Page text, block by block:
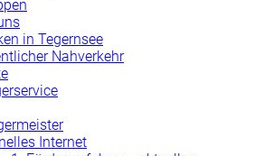
in Tegernsee
Nahverkehr
Internet